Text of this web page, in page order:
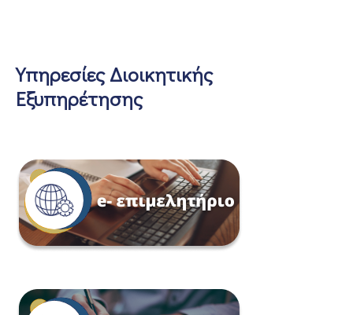
Υπηρεσίες Διοικητικής
Εξυπηρέτησης